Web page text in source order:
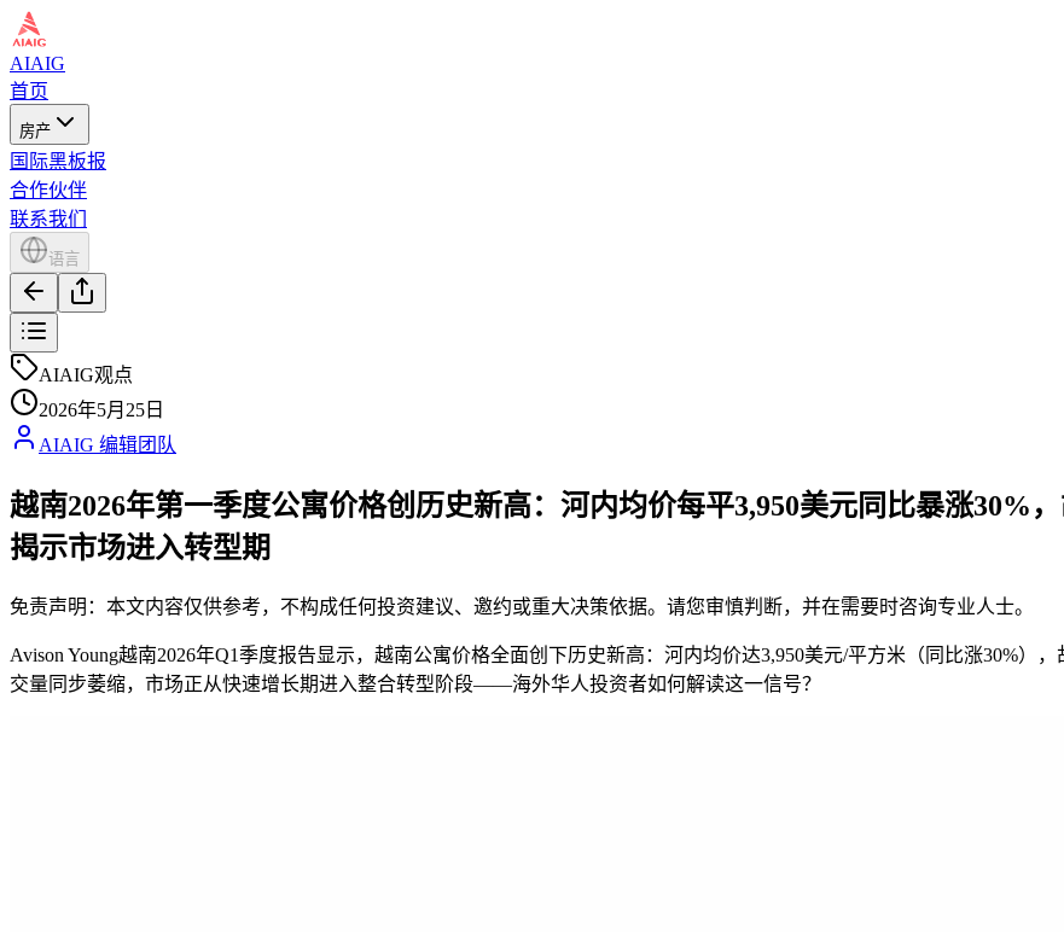
AIAIG
首页
房产
国际黑板报
合作伙伴
联系我们
语言
AIAIG观点
2026年5月25日
AIAIG 编辑团队
越南2026年第一季度公寓价格创历史新高：河内均价每平3,950美元同比暴涨30%
揭示市场进入转型期
免责声明：本文内容仅供参考，不构成任何投资建议、邀约或重大决策依据。请您审慎判断，并在需要时咨询专业人士。
Avison Young越南2026年Q1季度报告显示，越南公寓价格全面创下历史新高：河内均价达3,950美元/平方米（同比涨30%）
交量同步萎缩，市场正从快速增长期进入整合转型阶段——海外华人投资者如何解读这一信号？